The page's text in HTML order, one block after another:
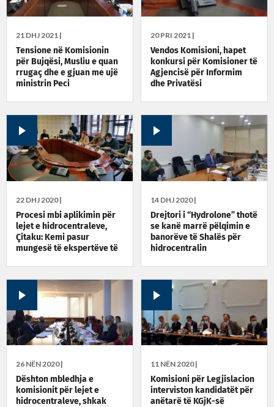
21 DHJ 2021 |
Tensione në Komisionin
për Bujqësi, Musliu e quan
rrugaç dhe e gjuan me ujë
ministrin Peci
20 PRI 2021 |
Vendos Komisioni, hapet
konkursi për Komisioner të
Agjencisë për Informim
dhe Privatësi
22 DHJ 2020 |
Procesi mbi aplikimin për
lejet e hidrocentraleve,
Çitaku: Kemi pasur
mungesë të ekspertëve të
14 DHJ 2020 |
Drejtori i “Hydrolone” thotë
se kanë marrë pëlqimin e
banorëve të Shalës për
hidrocentralin
26 NËN 2020 |
Dështon mbledhja e
komisionit për lejet e
hidrocentraleve, shkak
11 NËN 2020 |
Komisioni për Legjislacion
interviston kandidatët për
anëtarë të KGjK-së